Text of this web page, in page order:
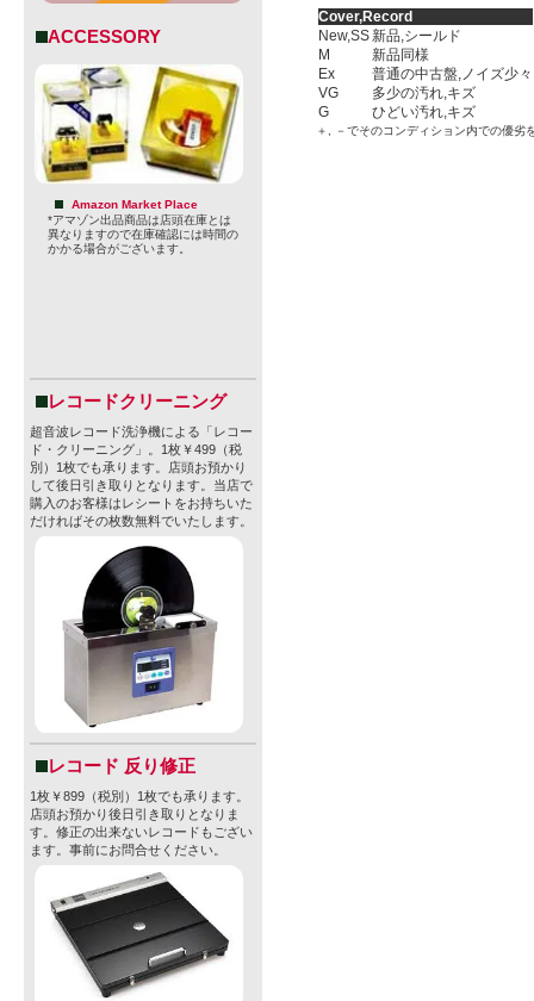
ACCESSORY
Amazon Market Place
*アマゾン出品商品は店頭在庫とは
異なりますので在庫確認には時間の
かかる場合がございます。
レコードクリーニング
超音波レコード洗浄機による「レコー
ド・クリーニング」。1枚￥499（税
別）1枚でも承ります。店頭お預かり
して後日引き取りとなります。当店で
購入のお客様はレシートをお持ちいた
だければその枚数無料でいたします。
レコード 反り修正
1枚￥899（税別）1枚でも承ります。
店頭お預かり後日引き取りとなりま
す。修正の出来ないレコードもござい
ます。事前にお問合せください。
Cover,Record
New,SS新品,シールド
M
新品同様
Ex
普通の中古盤,ノイズ少々
VG
多少の汚れ,キズ
G
ひどい汚れ,キズ
＋, －でそのコンディション内での優劣